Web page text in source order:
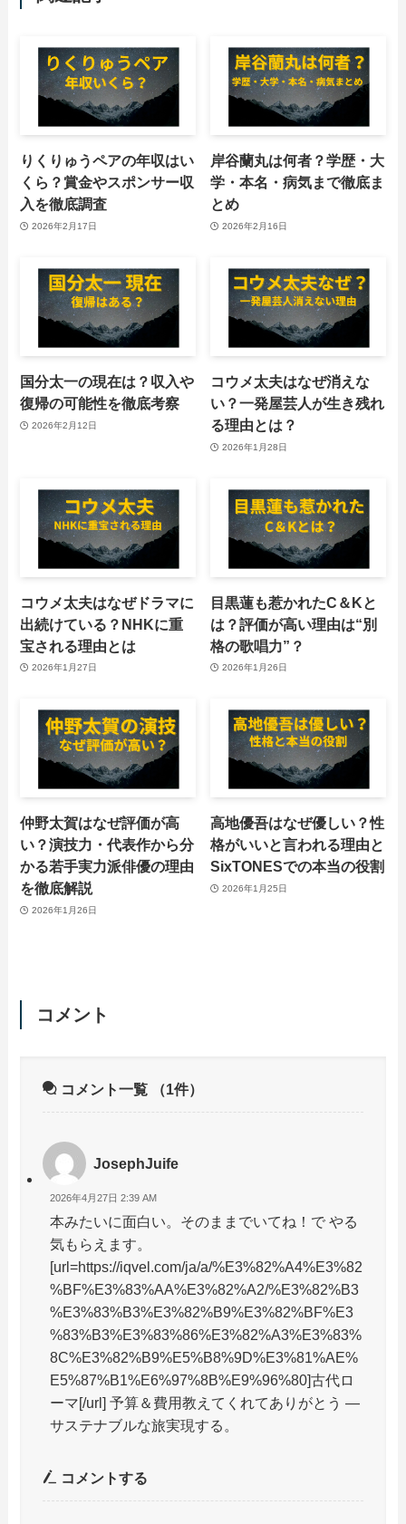
りくりゅうペアの年収はい
くら？賞金やスポンサー収
入を徹底調査
2026年2月17日
岸谷蘭丸は何者？学歴・大
学・本名・病気まで徹底ま
とめ
2026年2月16日
国分太一の現在は？収入や
復帰の可能性を徹底考察
2026年2月12日
コウメ太夫はなぜ消えな
い？一発屋芸人が生き残れ
る理由とは？
2026年1月28日
コウメ太夫はなぜドラマに
出続けている？NHKに重
宝される理由とは
2026年1月27日
目黒蓮も惹かれたC＆Kと
は？評価が高い理由は“別
格の歌唱力”？
2026年1月26日
仲野太賀はなぜ評価が高
い？演技力・代表作から分
かる若手実力派俳優の理由
を徹底解説
2026年1月26日
高地優吾はなぜ優しい？性
格がいいと言われる理由と
SixTONESでの本当の役割
2026年1月25日
コメント
コメント一覧 （1件）
JosephJuife
2026年4月27日 2:39 AM
本みたいに面白い。そのままでいてね！で やる
気もらえます。
[url=https://iqvel.com/ja/a/%E3%82%A4%E3%82
%BF%E3%83%AA%E3%82%A2/%E3%82%B3
%E3%83%B3%E3%82%B9%E3%82%BF%E3
%83%B3%E3%83%86%E3%82%A3%E3%83%
8C%E3%82%B9%E5%B8%9D%E3%81%AE%
E5%87%B1%E6%97%8B%E9%96%80]古代ロ
ーマ[/url] 予算＆費用教えてくれてありがとう —
サステナブルな旅実現する。
コメントする